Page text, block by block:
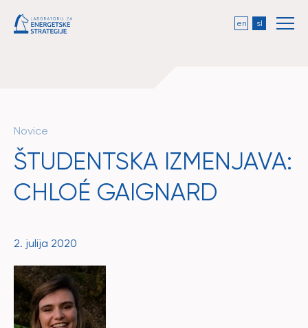
en sl
Novice
ŠTUDENTSKA IZMENJAVA:
CHLOÉ GAIGNARD
2. julija 2020